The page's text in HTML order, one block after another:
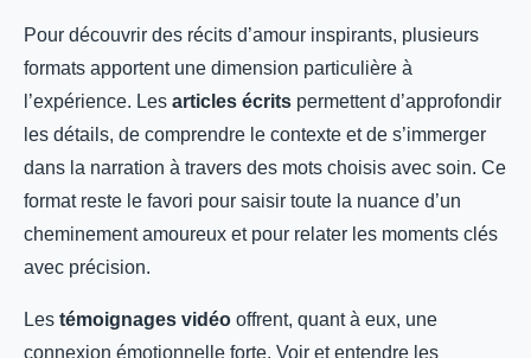
Pour découvrir des récits d’amour inspirants, plusieurs
formats apportent une dimension particulière à
l’expérience. Les articles écrits permettent d’approfondir
les détails, de comprendre le contexte et de s’immerger
dans la narration à travers des mots choisis avec soin. Ce
format reste le favori pour saisir toute la nuance d’un
cheminement amoureux et pour relater les moments clés
avec précision.
Les témoignages vidéo offrent, quant à eux, une
connexion émotionnelle forte. Voir et entendre les